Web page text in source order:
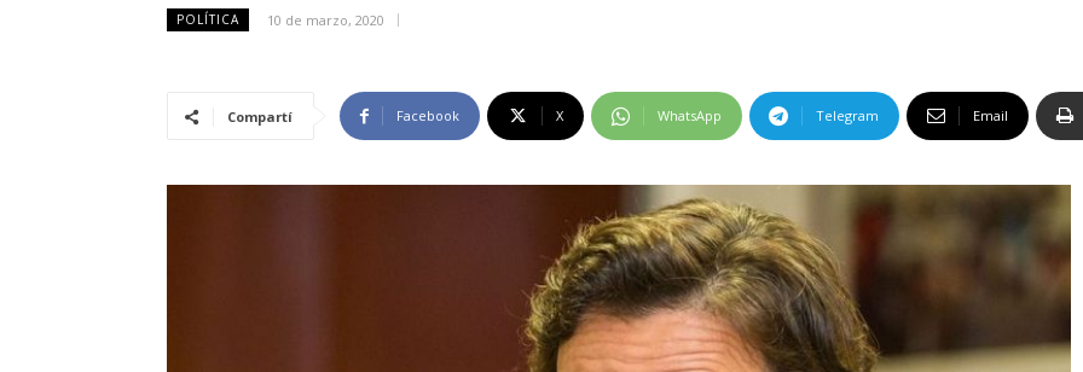
POLÍTICA 10 de marzo, 2020
Compartí Facebook X WhatsApp Telegram Email